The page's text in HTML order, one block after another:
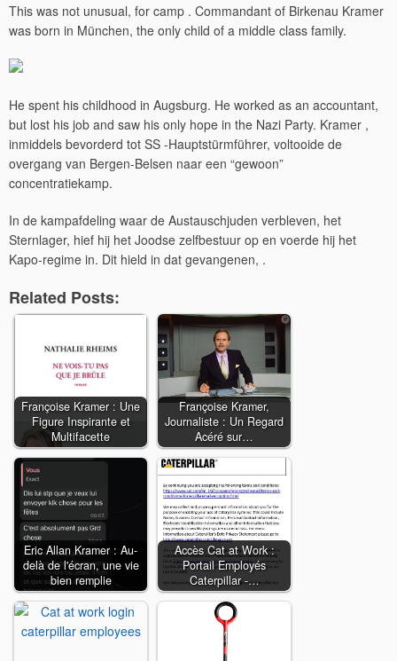
This was not unusual, for camp . Commandant of Birkenau Kramer
was born in München, the only child of a middle class family.
He spent his childhood in Augsburg. He worked as an accountant,
but lost his job and saw his only hope in the Nazi Party. Kramer ,
inmiddels bevorderd tot SS -Hauptstürmführer, voltooide de
overgang van Bergen-Belsen naar een “gewoon”
concentratiekamp.
In de kampafdeling waar de Austauschjuden verbleven, het
Sternlager, hief hij het Joodse zelfbestuur op en voerde hij het
Kapo-regime in. Dit hield in dat gevangenen, .
Related Posts:
Françoise Kramer : Une
Figure Inspirante et
Multifacette
Françoise Kramer,
Journaliste : Un Regard
Acéré sur…
Eric Allan Kramer : Au-
delà de l'écran, une vie
bien remplie
Accès Cat at Work :
Portail Employés
Caterpillar -…